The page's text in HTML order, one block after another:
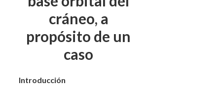
cráneo, a
propósito de un
caso
Introducción